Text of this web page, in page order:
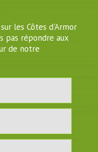
les Côtes d'Armor
pas répondre aux
de notre